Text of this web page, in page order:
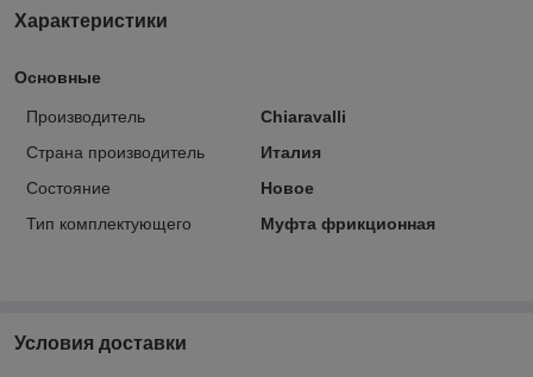
Характеристики
Основные
Производитель
Chiaravalli
Страна производитель
Италия
Состояние
Новое
Тип комплектующего
Муфта фрикционная
Условия доставки